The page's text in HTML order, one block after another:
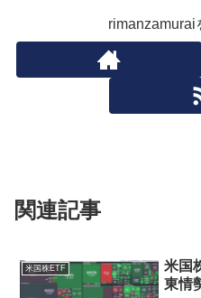
rimanzamurai
関連記事
米国株ETF
米国
東情